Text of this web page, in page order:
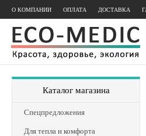
О КОМПАНИИ ОПЛАТА ДОСТАВКА
Каталог магазина
Спецпредложения
Для тепла и комфорта